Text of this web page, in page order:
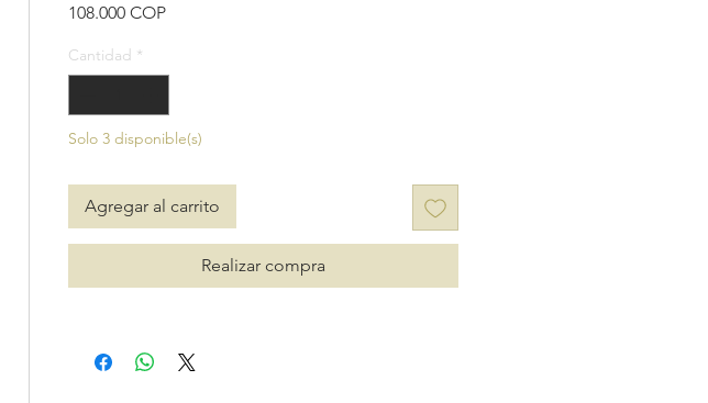
108.000 COPPrecio
Cantidad *
Solo 3 disponible(s)
Agregar al carrito
Realizar compra